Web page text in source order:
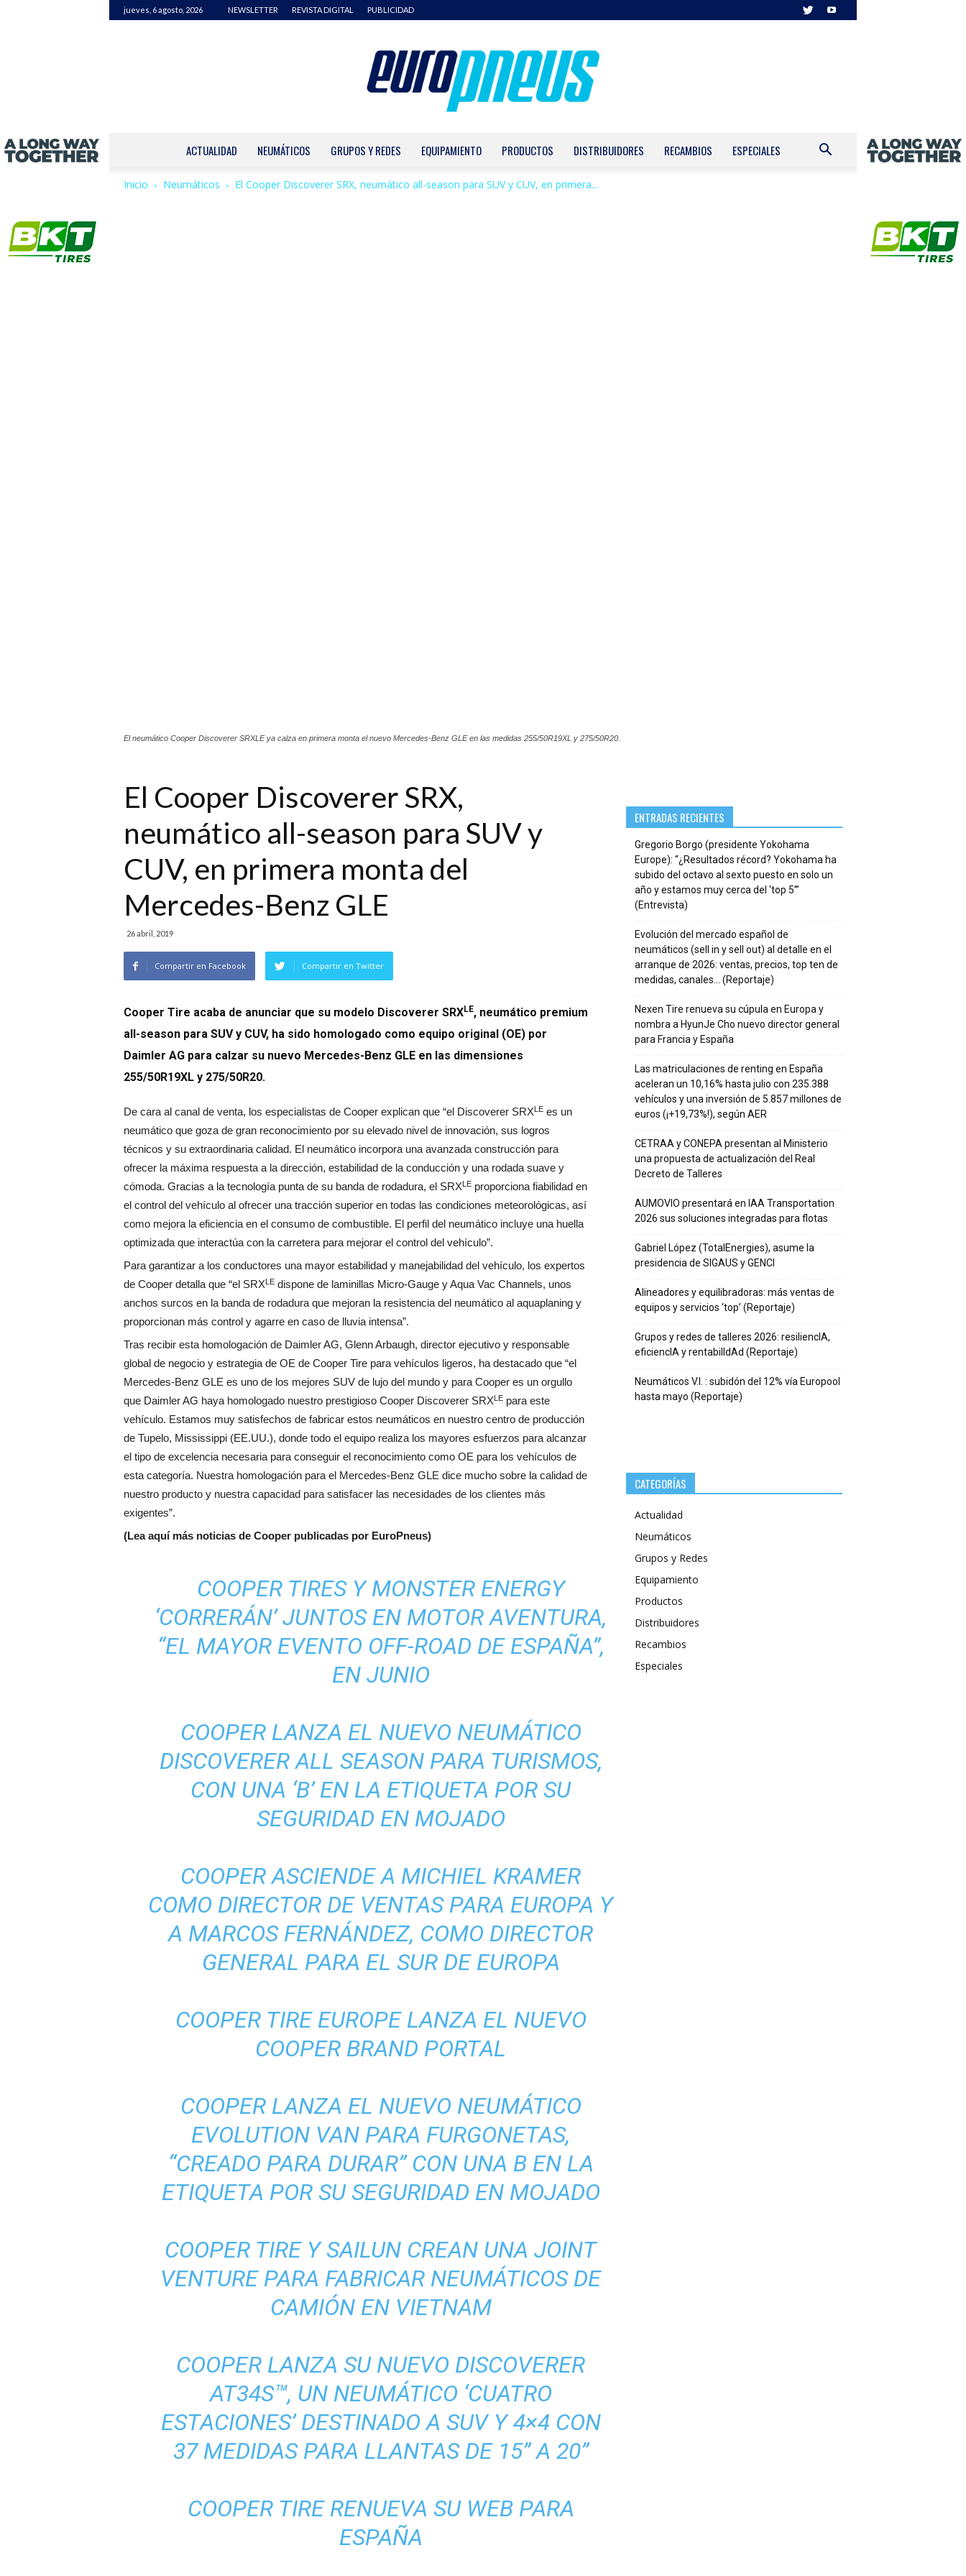
jueves, 6 agosto, 2026 NEWSLETTER REVISTA DIGITAL PUBLICIDAD
Europneus
ACTUALIDAD NEUMÁTICOS GRUPOS Y REDES EQUIPAMIENTO PRODUCTOS DISTRIBUIDORES RECAMBIOS ESPECIALES
Inicio Neumáticos El Cooper Discoverer SRX, neumático all-season para SUV y CUV, en primera...
El neumático Cooper Discoverer SRXLE ya calza en primera monta el nuevo Mercedes-Benz GLE en las medidas 255/50R19XL y 275/50R20.
El Cooper Discoverer SRX,
neumático all-season para SUV y
CUV, en primera monta del
Mercedes-Benz GLE
26 abril, 2019
Compartir en Facebook Compartir en Twitter
Cooper Tire acaba de anunciar que su modelo Discoverer SRXLE, neumático premium
all-season para SUV y CUV, ha sido homologado como equipo original (OE) por
Daimler AG para calzar su nuevo Mercedes-Benz GLE en las dimensiones
255/50R19XL y 275/50R20.
De cara al canal de venta, los especialistas de Cooper explican que “el Discoverer SRXLE es un
neumático que goza de gran reconocimiento por su elevado nivel de innovación, sus logros
técnicos y su extraordinaria calidad. El neumático incorpora una avanzada construcción para
ofrecer la máxima respuesta a la dirección, estabilidad de la conducción y una rodada suave y
cómoda. Gracias a la tecnología punta de su banda de rodadura, el SRXLE proporciona fiabilidad en
el control del vehículo al ofrecer una tracción superior en todas las condiciones meteorológicas, así
como mejora la eficiencia en el consumo de combustible. El perfil del neumático incluye una huella
optimizada que interactúa con la carretera para mejorar el control del vehículo”.
Para garantizar a los conductores una mayor estabilidad y manejabilidad del vehículo, los expertos
de Cooper detalla que “el SRXLE dispone de laminillas Micro-Gauge y Aqua Vac Channels, unos
anchos surcos en la banda de rodadura que mejoran la resistencia del neumático al aquaplaning y
proporcionan más control y agarre en caso de lluvia intensa”.
Tras recibir esta homologación de Daimler AG, Glenn Arbaugh, director ejecutivo y responsable
global de negocio y estrategia de OE de Cooper Tire para vehículos ligeros, ha destacado que “el
Mercedes-Benz GLE es uno de los mejores SUV de lujo del mundo y para Cooper es un orgullo
que Daimler AG haya homologado nuestro prestigioso Cooper Discoverer SRXLE para este
vehículo. Estamos muy satisfechos de fabricar estos neumáticos en nuestro centro de producción
de Tupelo, Mississippi (EE.UU.), donde todo el equipo realiza los mayores esfuerzos para alcanzar
el tipo de excelencia necesaria para conseguir el reconocimiento como OE para los vehículos de
esta categoría. Nuestra homologación para el Mercedes-Benz GLE dice mucho sobre la calidad de
nuestro producto y nuestra capacidad para satisfacer las necesidades de los clientes más
exigentes”.
(Lea aquí más noticias de Cooper publicadas por EuroPneus)
COOPER TIRES Y MONSTER ENERGY
‘CORRERÁN’ JUNTOS EN MOTOR AVENTURA,
“EL MAYOR EVENTO OFF-ROAD DE ESPAÑA”,
EN JUNIO
COOPER LANZA EL NUEVO NEUMÁTICO
DISCOVERER ALL SEASON PARA TURISMOS,
CON UNA ‘B’ EN LA ETIQUETA POR SU
SEGURIDAD EN MOJADO
COOPER ASCIENDE A MICHIEL KRAMER
COMO DIRECTOR DE VENTAS PARA EUROPA Y
A MARCOS FERNÁNDEZ, COMO DIRECTOR
GENERAL PARA EL SUR DE EUROPA
COOPER TIRE EUROPE LANZA EL NUEVO
COOPER BRAND PORTAL
COOPER LANZA EL NUEVO NEUMÁTICO
EVOLUTION VAN PARA FURGONETAS,
“CREADO PARA DURAR” CON UNA B EN LA
ETIQUETA POR SU SEGURIDAD EN MOJADO
COOPER TIRE Y SAILUN CREAN UNA JOINT
VENTURE PARA FABRICAR NEUMÁTICOS DE
CAMIÓN EN VIETNAM
COOPER LANZA SU NUEVO DISCOVERER
AT34S™, UN NEUMÁTICO ‘CUATRO
ESTACIONES’ DESTINADO A SUV Y 4×4 CON
37 MEDIDAS PARA LLANTAS DE 15” A 20”
COOPER TIRE RENUEVA SU WEB PARA
ESPAÑA
ENTRADAS RECIENTES
Gregorio Borgo (presidente Yokohama
Europe): “¿Resultados récord? Yokohama ha
subido del octavo al sexto puesto en solo un
año y estamos muy cerca del ‘top 5’”
(Entrevista)
Evolución del mercado español de
neumáticos (sell in y sell out) al detalle en el
arranque de 2026: ventas, precios, top ten de
medidas, canales… (Reportaje)
Nexen Tire renueva su cúpula en Europa y
nombra a HyunJe Cho nuevo director general
para Francia y España
Las matriculaciones de renting en España
aceleran un 10,16% hasta julio con 235.388
vehículos y una inversión de 5.857 millones de
euros (¡+19,73%!), según AER
CETRAA y CONEPA presentan al Ministerio
una propuesta de actualización del Real
Decreto de Talleres
AUMOVIO presentará en IAA Transportation
2026 sus soluciones integradas para flotas
Gabriel López (TotalEnergies), asume la
presidencia de SIGAUS y GENCI
Alineadores y equilibradoras: más ventas de
equipos y servicios ‘top’ (Reportaje)
Grupos y redes de talleres 2026: resiliencIA,
eficiencIA y rentabilIdAd (Reportaje)
Neumáticos V.I. : subidón del 12% vía Europool
hasta mayo (Reportaje)
CATEGORÍAS
Actualidad
Neumáticos
Grupos y Redes
Equipamiento
Productos
Distribuidores
Recambios
Especiales